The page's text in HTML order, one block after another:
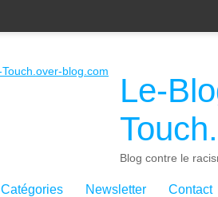
Le-
Blog contre le
Catégories Newsletter Contact